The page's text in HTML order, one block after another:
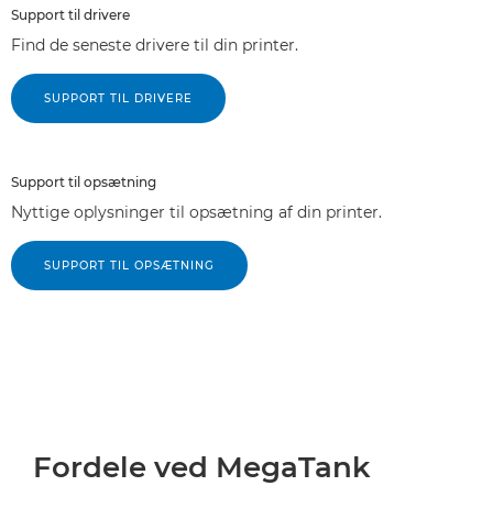
Support til drivere
Find de seneste drivere til din printer.
SUPPORT TIL DRIVERE
Support til opsætning
Nyttige oplysninger til opsætning af din printer.
SUPPORT TIL OPSÆTNING
Fordele ved MegaTank